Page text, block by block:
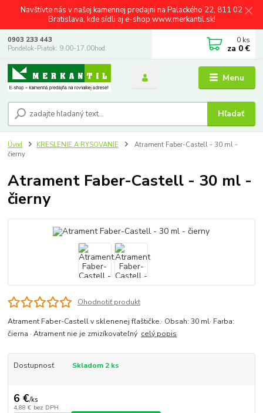
Navštívte nás v našej kamennej predajni na Palackého 22, 811 02
Bratislava, kde sídli aj e-shop www.merkantil.sk!
Menu
Hľadať
0903 233 443
Pondelok-Piatok: 9.00-17.00hod.
0 ks
za 0 €
Úvod KRESLENIE A RYSOVANIE
Atrament Faber-Castell - 30 ml -
čierny
Atrament Faber-Castell - 30 ml -
čierny
Ohodnotiť produkt
Atrament Faber-Castell v sklenenej fľaštičke.· Obsah: 30 ml· Farba:
čierna · Atrament nie je zmizíkovateľný celý popis
Dostupnosť Skladom 2 ks
6 €/ks
4,88 € bez DPH